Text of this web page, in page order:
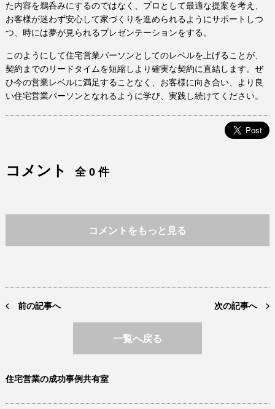
た内容を鵜呑みにするのではなく、プロとして最適な提案を考え、
お客様が迷わず安心して家づくりを進められるようにサポートしつ
つ、時には夢が見られるプレゼンテーションをする。
このようにして住宅営業パーソンとしてのレベルを上げることが、
契約までのリードタイムを短縮しより確実な契約に直結します。ぜ
ひ今の営業レベルに満足することなく、お客様に向き合い、より良
い住宅営業パーソンとなれるように学び、実践し続けてください。
コメント 全 0 件
コメントをもっと見る
前の記事へ 次の記事へ
一覧へ戻る
住宅営業の成功事例共有室